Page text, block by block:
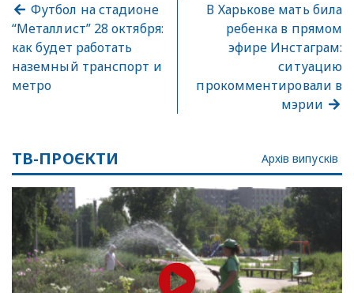
Футбол на стадионе
“Металлист” 28 октября:
как будет работать
наземный транспорт и
метро
В Харькове мать била
ребенка в прямом
эфире Инстаграм:
ситуацию
прокомментировали в
мэрии
ТВ-ПРОЄКТИ Архів випусків